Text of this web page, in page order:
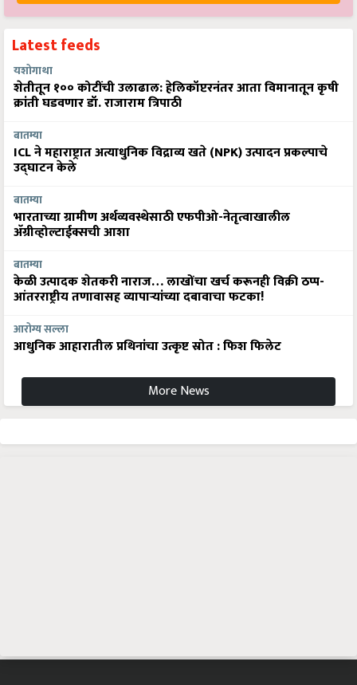
Latest feeds
यशोगाथा
शेतीतून १०० कोटींची उलाढाल: हेलिकॉप्टरनंतर आता विमानातून कृषी
क्रांती घडवणार डॉ. राजाराम त्रिपाठी
बातम्या
ICL ने महाराष्ट्रात अत्याधुनिक विद्राव्य खते (NPK) उत्पादन प्रकल्पाचे
उद्घाटन केले
बातम्या
भारताच्या ग्रामीण अर्थव्यवस्थेसाठी एफपीओ-नेतृत्वाखालील
अ‍ॅग्रीव्होल्टाईक्सची आशा
बातम्या
केळी उत्पादक शेतकरी नाराज… लाखोंचा खर्च करूनही विक्री ठप्प-
आंतरराष्ट्रीय तणावासह व्यापाऱ्यांच्या दबावाचा फटका!
आरोग्य सल्ला
आधुनिक आहारातील प्रथिनांचा उत्कृष्ट स्रोत : फिश फिलेट
More News